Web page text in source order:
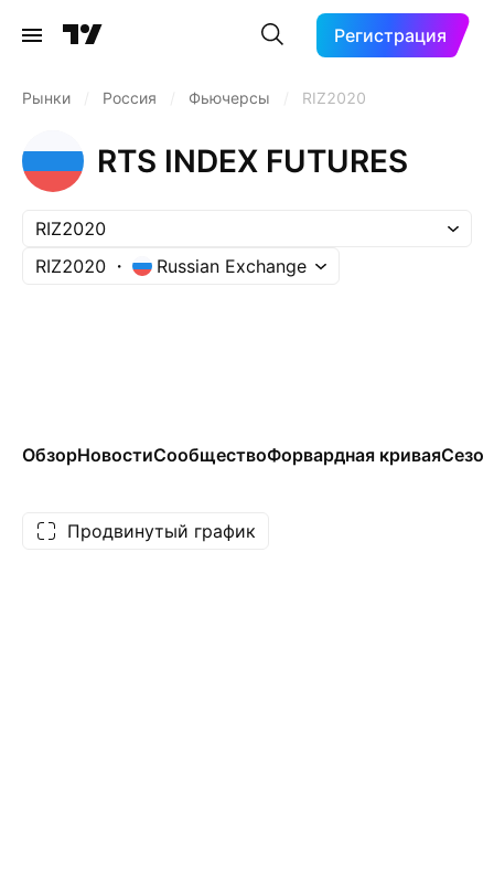
Регистрация
Рынки Россия Фьючерсы RIZ2020
RTS INDEX FUTURES
RIZ2020
RIZ2020
Russian Exchange
ОбзорНовостиСообществоФорвардная кривая
Продвинутый график